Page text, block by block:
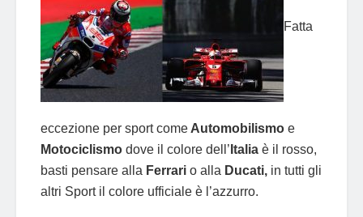
Fatta
eccezione per sport come Automobilismo e
Motociclismo dove il colore dell’ Italia è il rosso,
basti pensare alla Ferrari o alla Ducati, in tutti gli
altri Sport il colore ufficiale è l’azzurro.